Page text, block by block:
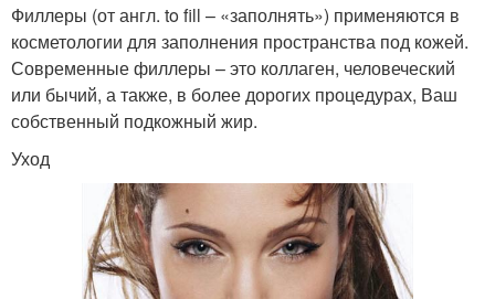
Филлеры (от англ. to fill – «заполнять») применяются в
косметологии для заполнения пространства под кожей.
Современные филлеры – это коллаген, человеческий
или бычий, а также, в более дорогих процедурах, Ваш
собственный подкожный жир.
Уход